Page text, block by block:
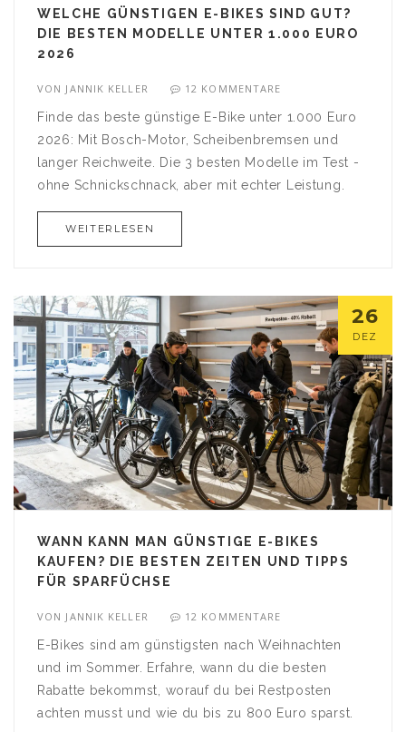
WELCHE GÜNSTIGEN E-BIKES SIND GUT?
DIE BESTEN MODELLE UNTER 1.000 EURO
2026
VON JANNIK KELLER 12 KOMMENTARE
Finde das beste günstige E-Bike unter 1.000 Euro
2026: Mit Bosch-Motor, Scheibenbremsen und
langer Reichweite. Die 3 besten Modelle im Test -
ohne Schnickschnack, aber mit echter Leistung.
WEITERLESEN
26
DEZ
WANN KANN MAN GÜNSTIGE E-BIKES
KAUFEN? DIE BESTEN ZEITEN UND TIPPS
FÜR SPARFÜCHSE
VON JANNIK KELLER 12 KOMMENTARE
E-Bikes sind am günstigsten nach Weihnachten
und im Sommer. Erfahre, wann du die besten
Rabatte bekommst, worauf du bei Restposten
achten musst und wie du bis zu 800 Euro sparst.